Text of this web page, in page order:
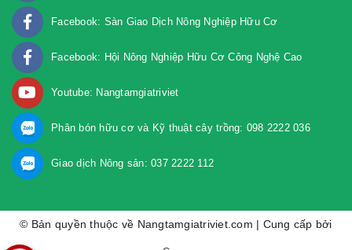
Facebook: Sàn Giao Dịch Nông Nghiệp Hữu Cơ
Facebook: Hội Nông Nghiệp Hữu Cơ Công Nghệ Cao
Youtube: Nangtamgiatriviet
Phân bón hữu cơ và Kỹ thuật cây trồng: 098 2222 036
Giao dịch Nông sản: 037 2222 112
© Bản quyền thuộc về Nangtamgiatriviet.com | Cung cấp bởi